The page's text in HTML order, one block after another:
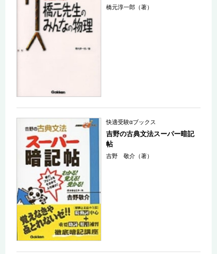
橋元淳一郎（著）
快適受験αブックス
吉野の古典文法スーパー暗記
帖
吉野 敬介（著）